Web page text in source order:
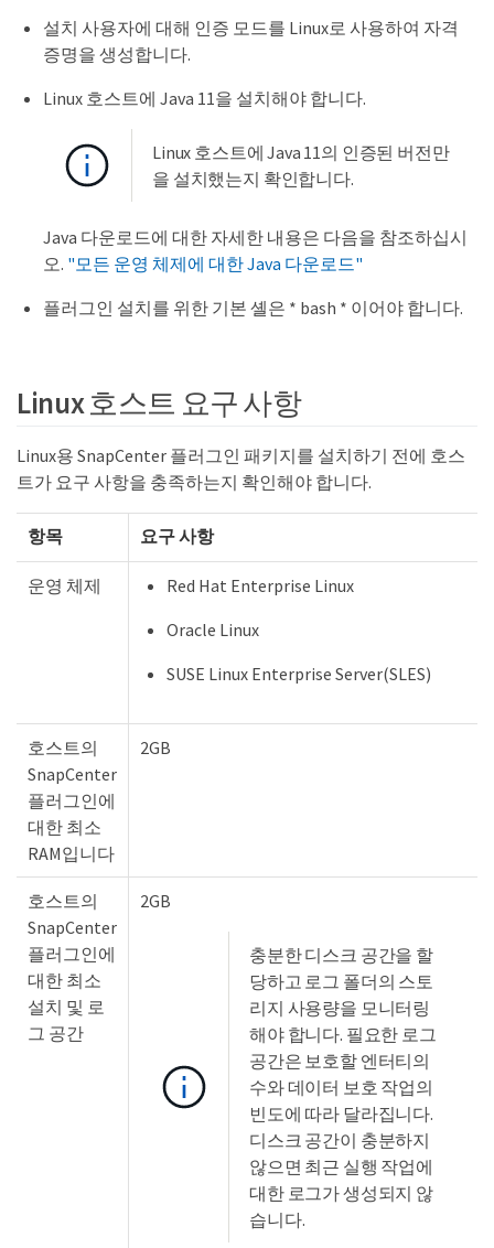
설치 사용자에 대해 인증 모드를 Linux로 사용하여 자격
증명을 생성합니다.
Linux 호스트에 Java 11을 설치해야 합니다.
Linux 호스트에 Java 11의 인증된 버전만
을 설치했는지 확인합니다.
Java 다운로드에 대한 자세한 내용은 다음을 참조하십시
오. "모든 운영 체제에 대한 Java 다운로드"
플러그인 설치를 위한 기본 셸은 * bash * 이어야 합니다.
Linux 호스트 요구 사항
Linux용 SnapCenter 플러그인 패키지를 설치하기 전에 호스
트가 요구 사항을 충족하는지 확인해야 합니다.
항목 요구 사항
운영 체제
Red Hat Enterprise Linux
Oracle Linux
SUSE Linux Enterprise Server(SLES)
호스트의
SnapCenter
플러그인에
대한 최소
RAM입니다
2GB
호스트의
SnapCenter
플러그인에
대한 최소
설치 및 로
그 공간
2GB
충분한 디스크 공간을 할
당하고 로그 폴더의 스토
리지 사용량을 모니터링
해야 합니다. 필요한 로그
공간은 보호할 엔터티의
수와 데이터 보호 작업의
빈도에 따라 달라집니다.
디스크 공간이 충분하지
않으면 최근 실행 작업에
대한 로그가 생성되지 않
습니다.